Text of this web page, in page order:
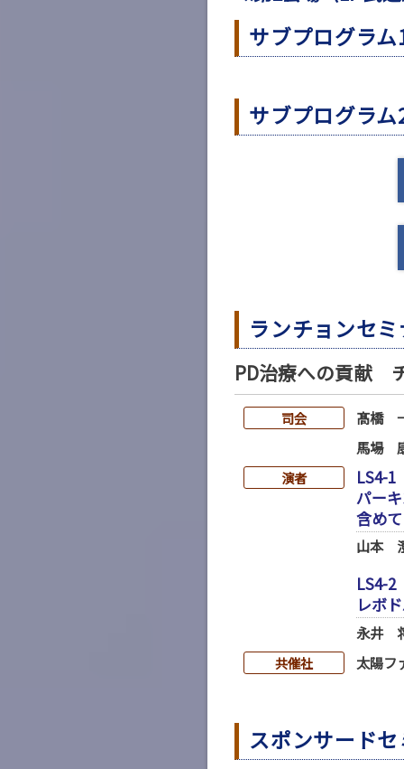
サブプログラ
サブプログラ
ランチョンセ
PD治療への貢献
司会
髙橋
馬場
演者
LS4-1
パー
含めて
山本
LS4-2
レボ
永井
共催社 太陽フ
スポンサード